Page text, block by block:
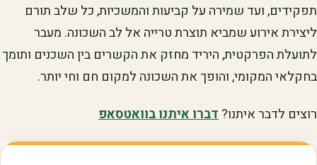
תפקידים, ועד שמירה על קביעות והמשכיות, כל שלב תורם
ליצירת אירוע שמביא תוצרת טרייה אל לב השכונה. מעבר
לתועלת הפרקטית, היריד מחזק את הקשרים בין השכנים ותומך
בחקלאי המקומי, והופך את השכונה למקום חם וחי יותר.
רוצים לדבר איתנו?דברו איתנו בוואטסאפ